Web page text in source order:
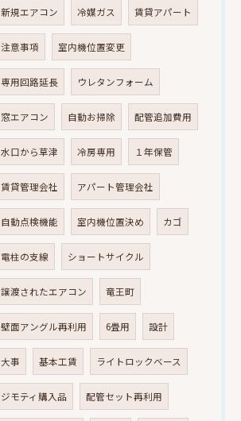
新規エアコン 冷媒ガス 賃貸アパート
注意事項 室内機位置変更
専用回路延長 ウレタンフォーム
窓エアコン 自動お掃除 配管追加費用
水口から草津 冷房専用 １年保管
賃貸管理会社 アパート管理会社
自動点検機能 室内機位置決め カゴ
電柱の支線 ショートサイクル
譲渡されたエアコン 竜王町
壁面アングル再利用 6畳用 設計
大事 基本工賃 ライトロックベース
ジモティ購入品 配管セット再利用